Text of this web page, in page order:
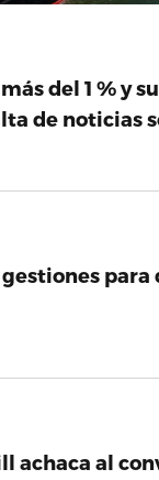
del 1 % y
de noticias
para
achaca al